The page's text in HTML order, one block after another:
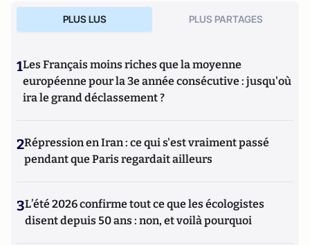
PLUS LUS PLUS PARTAGES
1Les Français moins riches que la moyenne
européenne pour la 3e année consécutive : jusqu'où
ira le grand déclassement ?
2Répression en Iran : ce qui s'est vraiment passé
pendant que Paris regardait ailleurs
3L’été 2026 confirme tout ce que les écologistes
disent depuis 50 ans : non, et voilà pourquoi